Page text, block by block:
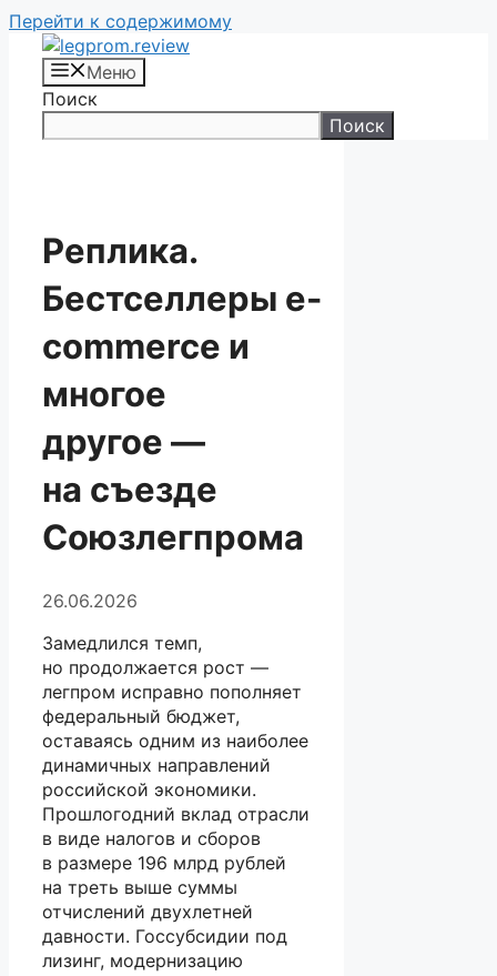
Перейти к содержимому
Меню
Поиск
Поиск
Реплика.
Бестселлеры e-
commerce и
многое
другое —
на съезде
Союзлегпрома
26.06.2026
Замедлился темп,
но продолжается рост —
легпром исправно пополняет
федеральный бюджет,
оставаясь одним из наиболее
динамичных направлений
российской экономики.
Прошлогодний вклад отрасли
в виде налогов и сборов
в размере 196 млрд рублей
на треть выше суммы
отчислений двухлетней
давности. Госсубсидии под
лизинг, модернизацию